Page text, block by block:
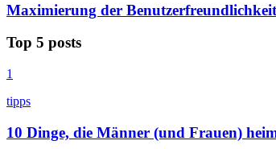
Maximierung der
Top 5 posts
1
tipps
10 Dinge, die Männer (und Frauen)